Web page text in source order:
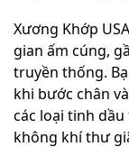
Xương Khớp
gian ấm cúng,
truyền thống.
khi bước chân
các loại tinh
không khí thư